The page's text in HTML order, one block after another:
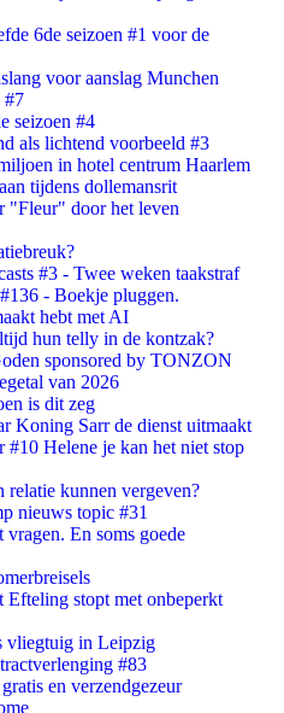
6de seizoen #1 voor de
voor aanslag Munchen
#7
seizoen #4
als lichtend voorbeeld #3
in hotel centrum Haarlem
tijdens dollemansrit
"Fleur" door het leven
#3 - Twee weken taakstraf
- Boekje pluggen.
hebt met AI
hun telly in de kontzak?
sponsored by TONZON
van 2026
is dit zeg
Koning Sarr de dienst uitmaakt
Helene je kan het niet stop
relatie kunnen vergeven?
nieuws topic #31
En soms goede
stopt met onbeperkt
vliegtuig in Leipzig
#83
en verzendgezeur